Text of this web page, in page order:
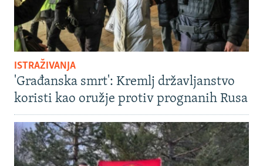
ISTRAŽIVANJA
'Građanska smrt': Kremlj državljanstvo
koristi kao oružje protiv prognanih Rusa